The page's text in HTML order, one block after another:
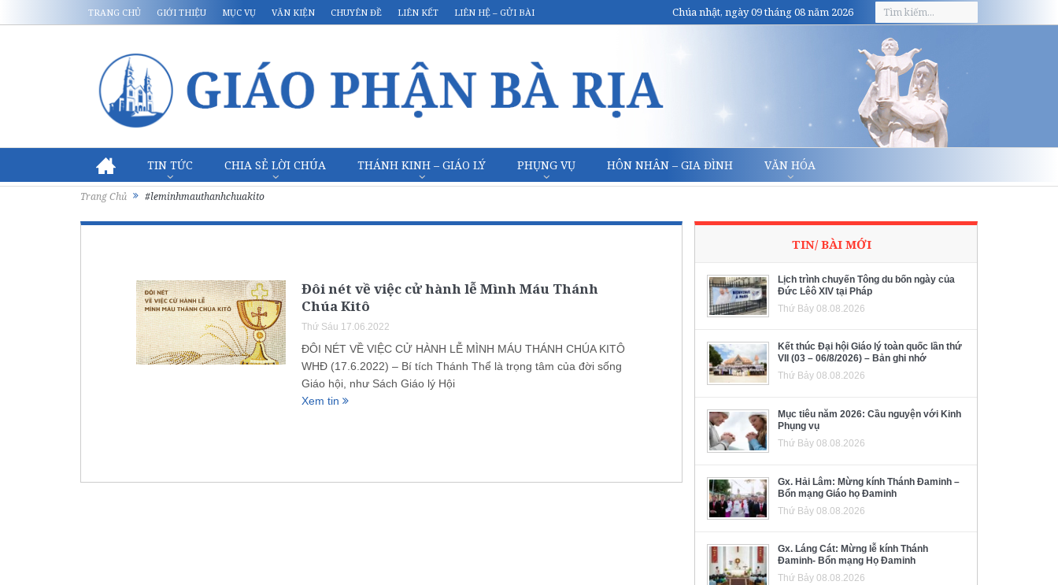
TRANG CHỦ GIỚI THIỆU MỤC VỤ VĂN KIỆN CHUYÊN ĐỀ LIÊN KẾT LIÊN HỆ – GỬI BÀI Chúa nhật, ngày 09 tháng 08 năm 2026
TIN TỨC CHIA SẺ LỜI CHÚA THÁNH KINH – GIÁO LÝ PHỤNG VỤ HÔN NHÂN – GIA ĐÌNH VĂN HÓA
Trang Chủ #leminhmauthanhchuakito
Đôi nét về việc cử hành lễ Mình Máu Thánh
Chúa Kitô
Thứ Sáu 17.06.2022
ĐÔI NÉT VỀ VIỆC CỬ HÀNH LỄ MÌNH MÁU THÁNH CHÚA KITÔ
WHĐ (17.6.2022) – Bí tích Thánh Thể là trọng tâm của đời sống
Giáo hội, như Sách Giáo lý Hội
Xem tin
TIN/ BÀI MỚI
Lịch trình chuyến Tông du bốn ngày của
Đức Lêô XIV tại Pháp
Thứ Bảy 08.08.2026
Kết thúc Đại hội Giáo lý toàn quốc lần thứ
VII (03 – 06/8/2026) – Bản ghi nhớ
Thứ Bảy 08.08.2026
Mục tiêu năm 2026: Cầu nguyện với Kinh
Phụng vụ
Thứ Bảy 08.08.2026
Gx. Hải Lâm: Mừng kính Thánh Đaminh –
Bổn mạng Giáo họ Đaminh
Thứ Bảy 08.08.2026
Gx. Láng Cát: Mừng lễ kính Thánh
Đaminh- Bổn mạng Họ Đaminh
Thứ Bảy 08.08.2026